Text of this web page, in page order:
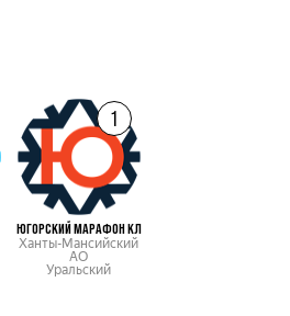
1
ЮГОРСКИЙ МАРАФОН КЛ
Ханты-Мансийский
АО
Уральский